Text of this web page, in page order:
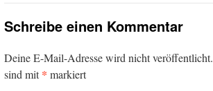
Schreibe einen Kommentar
Deine E-Mail-Adresse wird nicht veröffentlicht.
sind mit* markiert